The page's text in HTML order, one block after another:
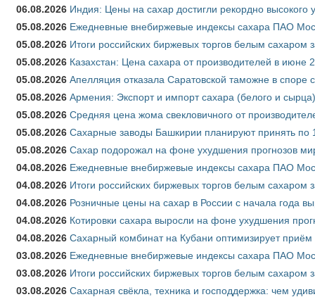
06.08.2026 Индия: Цены на сахар достигли рекордно высокого
05.08.2026 Ежедневные внебиржевые индексы сахара ПАО
05.08.2026 Итоги российских биржевых торгов белым сахаром
05.08.2026 Казахстан: Цена сахара от производителей в июне
05.08.2026 Апелляция отказала Саратовской таможне в
05.08.2026 Армения: Экспорт и импорт сахара (белого и
05.08.2026 Средняя цена жома свекловичного от
05.08.2026 Сахарные заводы Башкирии планируют принять по
05.08.2026 Сахар подорожал на фоне ухудшения прогнозов
04.08.2026 Ежедневные внебиржевые индексы сахара ПАО
04.08.2026 Итоги российских биржевых торгов белым сахаром
04.08.2026 Розничные цены на сахар в России с начала года
04.08.2026 Котировки сахара выросли на фоне ухудшения
04.08.2026 Сахарный комбинат на Кубани оптимизирует приём
03.08.2026 Ежедневные внебиржевые индексы сахара ПАО
03.08.2026 Итоги российских биржевых торгов белым сахаром
03.08.2026 Сахарная свёкла, техника и господдержка: чем